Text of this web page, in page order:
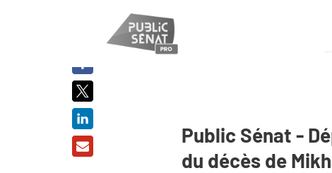
Public Sénat -
du décès de